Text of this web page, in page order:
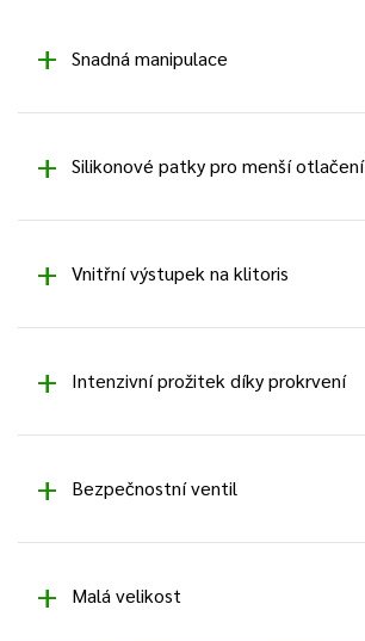
Snadná manipulace
Silikonové patky pro menší otlačení
Vnitřní výstupek na klitoris
Intenzivní prožitek díky prokrvení
Bezpečnostní ventil
Malá velikost